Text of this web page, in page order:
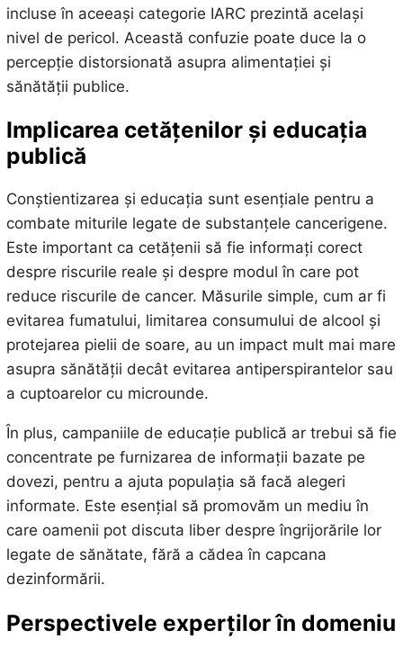
incluse în aceeași categorie IARC prezintă același
nivel de pericol. Această confuzie poate duce la o
percepție distorsionată asupra alimentației și
sănătății publice.
Implicarea cetățenilor și educația
publică
Conștientizarea și educația sunt esențiale pentru a
combate miturile legate de substanțele cancerigene.
Este important ca cetățenii să fie informați corect
despre riscurile reale și despre modul în care pot
reduce riscurile de cancer. Măsurile simple, cum ar fi
evitarea fumatului, limitarea consumului de alcool și
protejarea pielii de soare, au un impact mult mai mare
asupra sănătății decât evitarea antiperspirantelor sau
a cuptoarelor cu microunde.
În plus, campaniile de educație publică ar trebui să fie
concentrate pe furnizarea de informații bazate pe
dovezi, pentru a ajuta populația să facă alegeri
informate. Este esențial să promovăm un mediu în
care oamenii pot discuta liber despre îngrijorările lor
legate de sănătate, fără a cădea în capcana
dezinformării.
Perspectivele experților în domeniu